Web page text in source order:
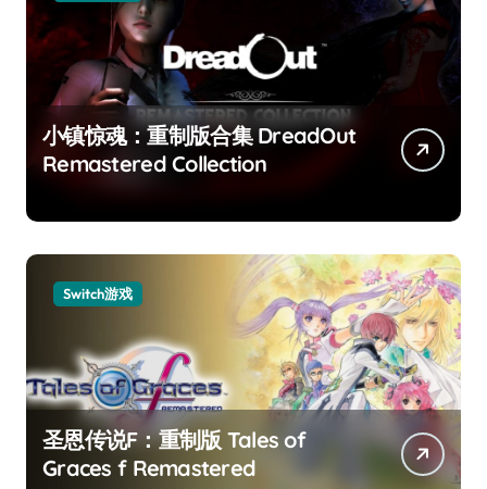
小镇惊魂：重制版合集 DreadOut
Remastered Collection
Switch游戏
圣恩传说F：重制版 Tales of
Graces f Remastered